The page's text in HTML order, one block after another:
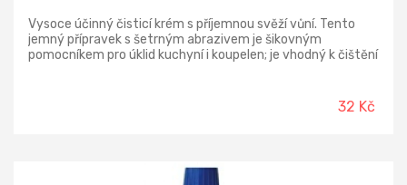
Vysoce účinný čisticí krém s příjemnou svěží vůní. Tento
jemný přípravek s šetrným abrazivem je šikovným
pomocníkem pro úklid kuchyní i koupelen; je vhodný k čištění
32 Kč